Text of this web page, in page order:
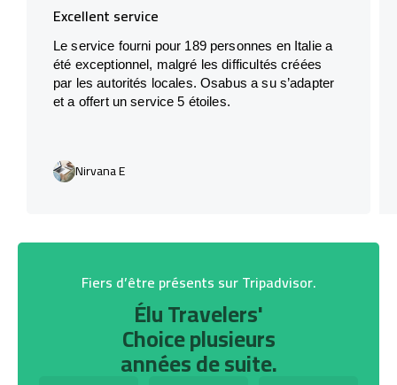
Excellent service
Le service fourni pour 189 personnes en Italie a
été exceptionnel, malgré les difficultés créées
par les autorités locales. Osabus a su s’adapter
et a offert un service 5 étoiles.
Nirvana E
Fiers d’être présents sur Tripadvisor.
Élu Travelers'
Choice plusieurs
années de suite.